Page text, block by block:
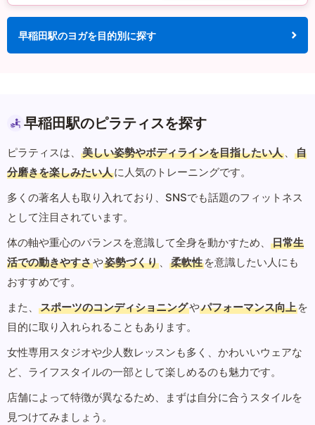
早稲田駅のヨガを目的別に探す
早稲田駅のピラティスを探す
ピラティスは、 美しい姿勢やボディラインを目指したい人 、
自
分磨きを楽しみたい人に人気のトレーニングです。
多くの著名人も取り入れており、SNSでも話題のフィットネス
として注目されています。
体の軸や重心のバランスを意識して全身を動かすため、
日常生
活での動きやすさや姿勢づくり 、 柔軟性 を意識したい人にも
おすすめです。
また、
スポーツのコンディショニングやパフォーマンス向上 を
目的に取り入れられることもあります。
女性専用スタジオや少人数レッスンも多く、かわいいウェアな
ど、ライフスタイルの一部として楽しめるのも魅力です。
店舗によって特徴が異なるため、まずは自分に合うスタイルを
見つけてみましょう。